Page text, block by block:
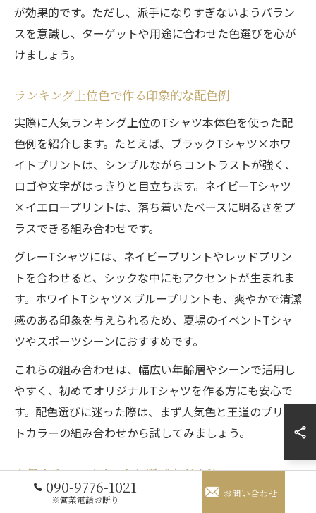
が効果的です。ただし、派手になりすぎないようバラン
スを意識し、ターゲットや用途に合わせた色選びを心が
けましょう。
ランキング上位色で作る印象的な配色例
実際に人気ランキング上位のTシャツ本体色を使った配
色例を紹介します。たとえば、ブラックTシャツ×ホワ
イトプリントは、シンプルながらコントラストが強く、
ロゴや文字がはっきりと目立ちます。ネイビーTシャツ
×イエロープリントは、落ち着いたベースに明るさをプ
ラスできる組み合わせです。
グレーTシャツには、ネイビープリントやレッドプリン
トを合わせると、シックな中にもアクセントが生まれま
す。ホワイトTシャツ×ブループリントも、爽やかで清潔
感のある印象を与えられるため、夏場のイベントTシャ
ツやスポーツシーンにおすすめです。
これらの組み合わせは、幅広い年齢層やシーンで活用し
やすく、初めてオリジナルTシャツを作る方にも安心で
す。配色選びに迷った際は、まず人気色と王道のプリン
トカラーの組み合わせから試してみましょう。
人気カラーのメリットと選び方ガイド
オリジナルTシャツで人気カラーを選ぶ最大のメリット
090-9776-1021
※営業電話お断り お問い合わせ